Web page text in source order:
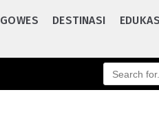
GOWES DESTINASI